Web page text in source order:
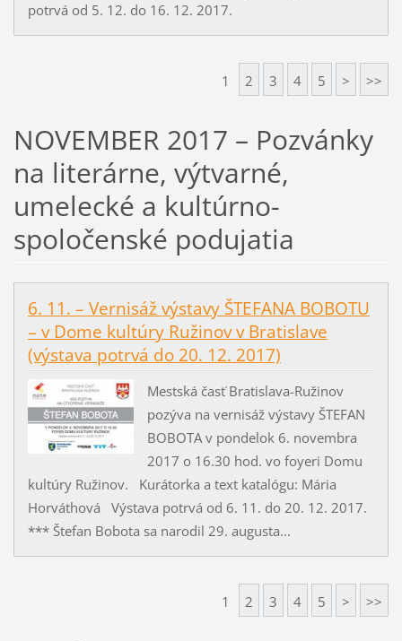
potrvá od 5. 12. do 16. 12. 2017.
1 2 3 4 5 > >>
NOVEMBER 2017 – Pozvánky
na literárne, výtvarné,
umelecké a kultúrno-
spoločenské podujatia
6. 11. – Vernisáž výstavy ŠTEFANA BOBOTU
– v Dome kultúry Ružinov v Bratislave
(výstava potrvá do 20. 12. 2017)
Mestská časť Bratislava-Ružinov
pozýva na vernisáž výstavy ŠTEFAN
BOBOTA v pondelok 6. novembra
2017 o 16.30 hod. vo foyeri Domu
kultúry Ružinov. Kurátorka a text katalógu: Mária
Horváthová Výstava potrvá od 6. 11. do 20. 12. 2017.
*** Štefan Bobota sa narodil 29. augusta...
1 2 3 4 5 > >>